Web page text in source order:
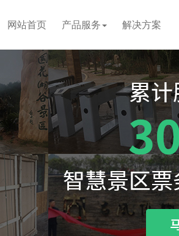
网站首页 产品服务 解决方案